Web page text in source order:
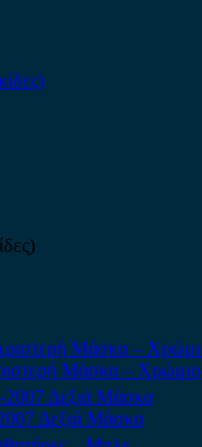
Μάσκα – Χρώμιο
Δεξιά Μάσκα